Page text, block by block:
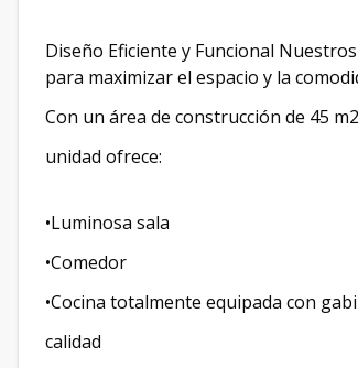
Diseño Eficiente y Funcional
para maximizar el espacio y la
Con un área de construcción de 45
unidad ofrece:
•Luminosa sala
•Comedor
•Cocina totalmente equipada con
calidad